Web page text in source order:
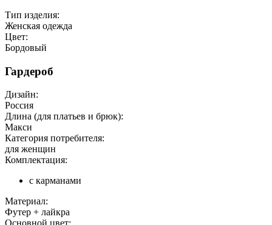
Тип изделия:
Женская одежда
Цвет:
Бордовый
Гардероб
Дизайн:
Россия
Длина (для платьев и брюк):
Макси
Категория потребителя:
для женщин
Комплектация:
с карманами
Материал:
Футер + лайкра